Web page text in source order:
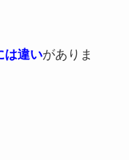
は違いがありま